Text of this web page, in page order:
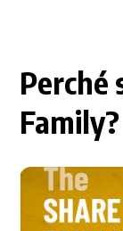
Perché
Family?